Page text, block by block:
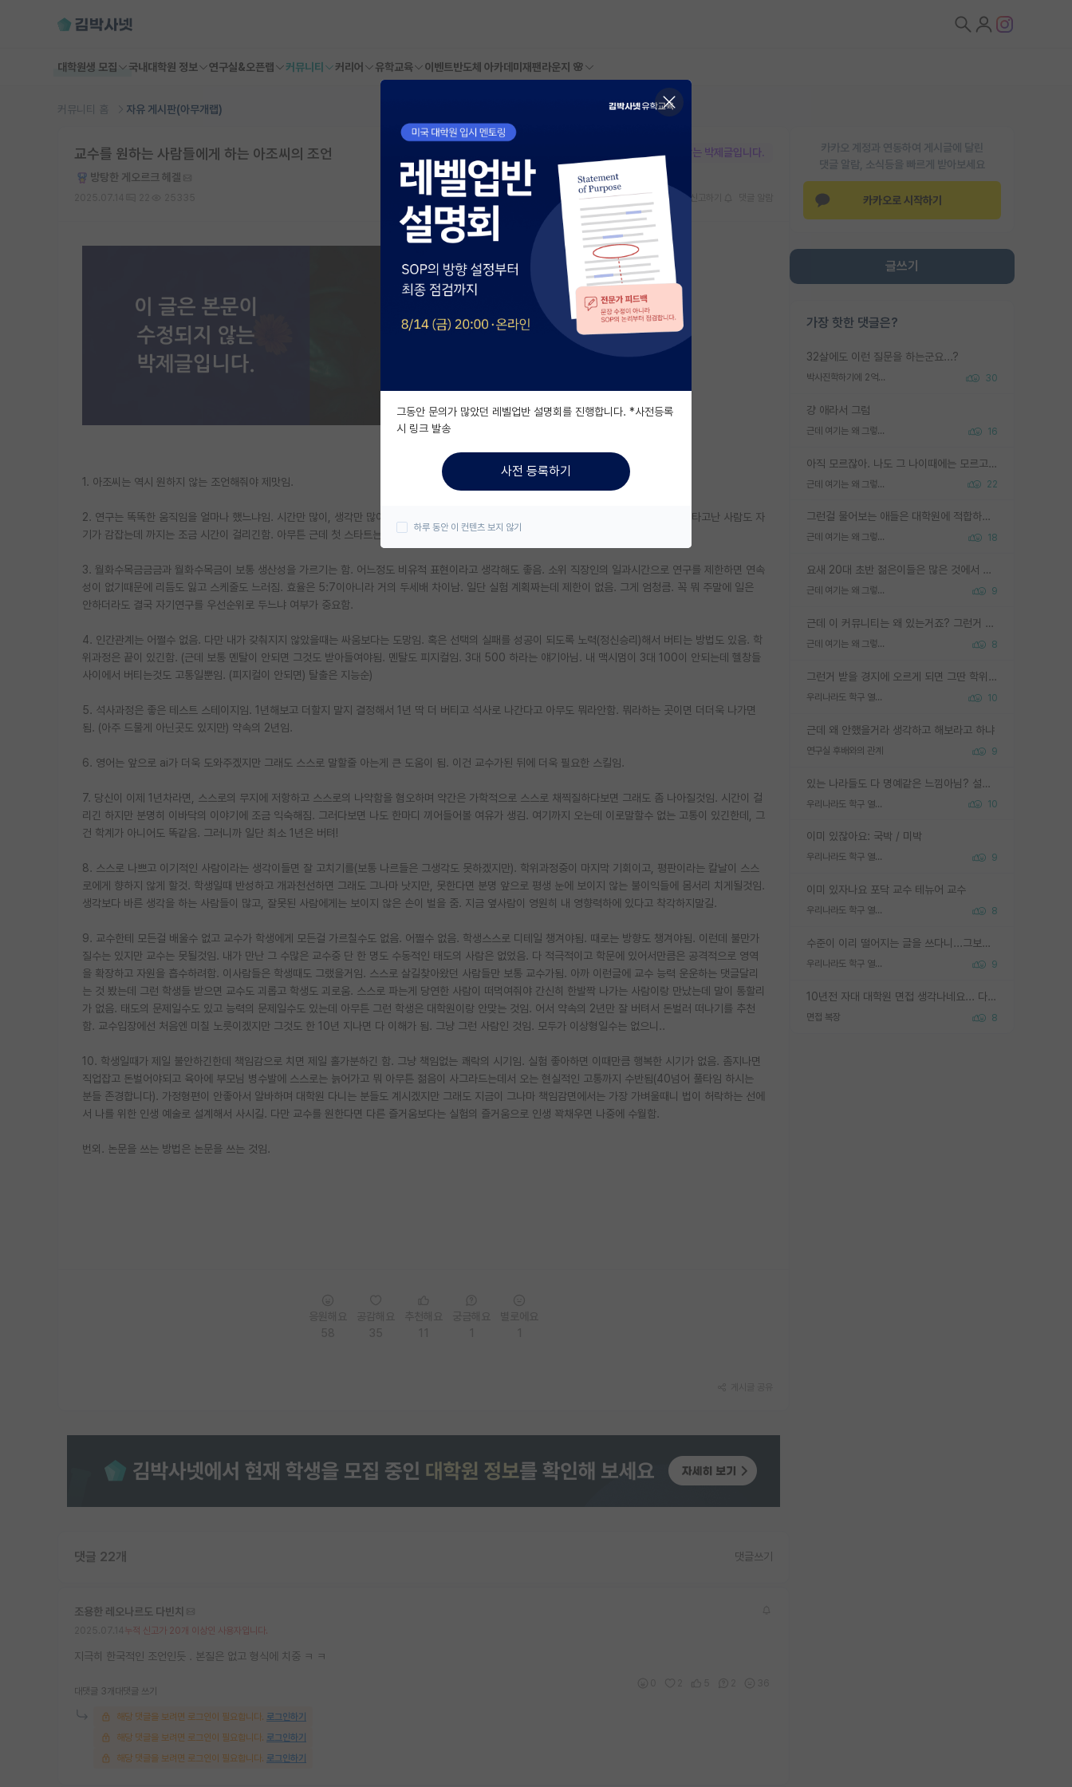
대학원생 모집 국내대학원 정보 연구실&오픈랩 커뮤니티 커리어 유학교육 이벤트반도체 아카데미 재팬라운지 🌸
커뮤니티 홈 자유 게시판(아무개랩)
카카오 계정과 연동하여 게시글에 달린
댓글 알람, 소식등을 빠르게 받아보세요
카카오로 시작하기
글쓰기
가장 핫한 댓글은?
32살에도 이런 질문을 하는군요...?
박사진학하기에 2억은 괜찮은 (?) 정도의 경제력인가요 30
걍 애라서 그럼
근데 여기는 왜 그렇게 SPK를 물어보는거임? 16
아직 모르잖아. 나도 그 나이때에는 모르고 평가 받고 안심하고 싶었어.
근데 여기는 왜 그렇게 SPK를 물어보는거임? 22
그런걸 물어보는 애들은 대학원에 적합하지 않다
근데 여기는 왜 그렇게 SPK를 물어보는거임? 18
요새 20대 초반 젊은이들은 많은 것에서 가성비를 따지더라고요. 내가 이 정도 인풋을 넣었을 때 그만큼 아웃풋이 나올 것인가? 사실 아웃풋이 인풋 대비 리니어하게 나오지 않는 영역을 시도하기 싫어한다는 느낌입니다.
근데 여기는 왜 그렇게 SPK를 물어보는거임? 9
근데 이 커뮤니티는 왜 있는거죠? 그런거 쉽게 물어볼수있어서 있는거 아닌가요? 그렇게 보기 싫으면 커뮤니티도 하지마시지 그러면
근데 여기는 왜 그렇게 SPK를 물어보는거임? 8
그런거 받을 경지에 오르게 되면 그딴 학위명이 필요없음
우리나라도 학구 열풍보면 Higher Doctorate 학위가 필요하다고 봅니다. 10
근데 왜 안했을거라 생각하고 해보라고 하냐
연구실 후배와의 관계 9
있는 나라들도 다 명예같은 느낌아님? 설마 박사끼리 등급나눠서 학위수여하자 같은 헛소리는 아니지? ㅋㅋ
우리나라도 학구 열풍보면 Higher Doctorate 학위가 필요하다고 봅니다. 10
이미 있잖아요: 국박 / 미박
우리나라도 학구 열풍보면 Higher Doctorate 학위가 필요하다고 봅니다. 9
이미 있자나요 포닥 교수 테뉴어 교수
우리나라도 학구 열풍보면 Higher Doctorate 학위가 필요하다고 봅니다. 8
수준이 이리 떨어지는 글을 쓰다니...그보다 이런 헛소리에 정성들여 답변해주시는 분들에게 존경심 1 드림
우리나라도 학구 열풍보면 Higher Doctorate 학위가 필요하다고 봅니다. 9
10년전 자대 대학원 면접 생각나네요... 다들 양복에 넥타이까지 하고 갔더니, 국회의원 출마하냐고 놀리셨던. (면접질문내용: 증명사진에선 두상이 계란형인데, 실제론 그렇지 않다. 증명사진이 뭘 증명하고 있는거냐)ㅋㅋㅋㅋ
면접 복장 8
본문이 수정되지 않는 박제글입니다.
교수를 원하는 사람들에게 하는 아조씨의 조언
방탕한 게오르크 헤겔
스크랩 신고하기
1. 아조씨는 역시 원하지 않는 조언해줘야 제맛임.
2. 연구는 똑똑한 움직임을 얼마나 했느냐임. 시간만 많이, 생각만 많이, 이런식이면 보통 의미없음. 이 센스는 근데 좀 타고나는 거 같음. 물론 타고난 사람도 자
기가 감잡는데 까지는 조금 시간이 걸리긴함. 아무튼 근데 첫 스타트는 생각보다는 움직임으로 하는게 나음.
3. 월화수목금금금과 월화수목금이 보통 생산성을 가르기는 함. 어느정도 비유적 표현이라고 생각해도 좋음. 소위 직장인의 일과시간으로 연구를 제한하면 연속
성이 없기때문에 리듬도 잃고 스케줄도 느러짐. 효율은 5:7이아니라 거의 두세배 차이남. 일단 실험 계획짜는데 제한이 없음. 그게 엄청큼. 꼭 뭐 주말에 일은
안하더라도 결국 자기연구를 우선순위로 두느냐 여부가 중요함.
4. 인간관계는 어쩔수 없음. 다만 내가 갖춰지지 않았을때는 싸움보다는 도망임. 혹은 선택의 실패를 성공이 되도록 노력(정신승리)해서 버티는 방법도 있음. 학
위과정은 끝이 있긴함. (근데 보통 멘탈이 안되면 그것도 받아들여야됨. 멘탈도 피지컬임. 3대 500 하라는 얘기아님. 내 맥시멈이 3대 100이 안되는데 헬창들
사이에서 버티는것도 고통일뿐임. (피지컬이 안되면) 탈출은 지능순)
5. 석사과정은 좋은 테스트 스테이지임. 1년해보고 더할지 말지 결정해서 1년 딱 더 버티고 석사로 나간다고 아무도 뭐라안함. 뭐라하는 곳이면 더더욱 나가면
됨. (아주 드물게 아닌곳도 있지만) 약속의 2년임.
6. 영어는 앞으로 ai가 더욱 도와주겠지만 그래도 스스로 말할줄 아는게 큰 도움이 됨. 이건 교수가된 뒤에 더욱 필요한 스킬임.
7. 당신이 이제 1년차라면, 스스로의 무지에 저항하고 스스로의 나약함을 혐오하며 약간은 가학적으로 스스로 채찍질하다보면 그래도 좀 나아질것임. 시간이 걸
리긴 하지만 분명히 이바닥의 이야기에 조금 익숙해짐. 그러다보면 나도 한마디 끼어들어볼 여유가 생김. 여기까지 오는데 이로말할수 없는 고통이 있긴한데, 그
건 학계가 아니어도 똑같음. 그러니까 일단 최소 1년은 버텨!
8. 스스로 나쁘고 이기적인 사람이라는 생각이들면 잘 고치기를(보통 나르들은 그생각도 못하겠지만). 학위과정중이 마지막 기회이고, 평판이라는 칼날이 스스
로에게 향하지 않게 할것. 학생일때 반성하고 개과천선하면 그래도 그나마 낫지만, 못한다면 분명 앞으로 평생 눈에 보이지 않는 불이익들에 몸서리 치게될것임.
생각보다 바른 생각을 하는 사람들이 많고, 잘못된 사람에게는 보이지 않은 손이 벌을 줌. 지금 옆사람이 영원히 내 영향력하에 있다고 착각하지말길.
9. 교수한테 모든걸 배울수 없고 교수가 학생에게 모든걸 가르칠수도 없음. 어쩔수 없음. 학생스스로 디테일 챙겨야됨. 때로는 방향도 챙겨야됨. 이런데 불만가
질수는 있지만 교수는 못될것임. 내가 만난 그 수많은 교수중 단 한 명도 수동적인 태도의 사람은 없었음. 다 적극적이고 학문에 있어서만큼은 공격적으로 영역
을 확장하고 자원을 흡수하려함. 이사람들은 학생때도 그랬을거임. 스스로 살길찾아왔던 사람들만 보통 교수가됨. 아까 이런글에 교수 능력 운운하는 댓글달리
는 것 봤는데 그런 학생들 받으면 교수도 괴롭고 학생도 괴로움. 스스로 파는게 당연한 사람이 떠먹여줘야 간신히 한발짝 나가는 사람이랑 만났는데 말이 통할리
가 없음. 태도의 문제일수도 있고 능력의 문제일수도 있는데 아무튼 그런 학생은 대학원이랑 안맞는 것임. 어서 약속의 2년만 잘 버텨서 돈벌러 떠나기를 추천
함. 교수입장에선 처음엔 미칠 노릇이겠지만 그것도 한 10년 지나면 다 이해가 됨. 그냥 그런 사람인 것임. 모두가 이상형일수는 없으니..
10. 학생일때가 제일 불안하긴한데 책임감으로 치면 제일 홀가분하긴 함. 그냥 책임없는 쾌락의 시기임. 실험 좋아하면 이때만큼 행복한 시기가 없음. 좀지나면
직업잡고 돈벌어야되고 육아에 부모님 병수발에 스스로는 늙어가고 뭐 아무튼 젊음이 사그라드는데서 오는 현실적인 고통까지 수반됨(40넘어 풀타임 하시는
분들 존경합니다). 가정형편이 안좋아서 알바하며 대학원 다니는 분들도 계시겠지만 그래도 지금이 그나마 책임감면에서는 가장 가벼울때니 법이 허락하는 선에
서 나를 위한 인생 예술로 설계해서 사시길. 다만 교수를 원한다면 다른 즐거움보다는 실험의 즐거움으로 인생 꽉채우면 나중에 수월함.
번외. 논문을 쓰는 방법은 논문을 쓰는 것임.
댓글 22개 댓글쓰기
조용한 레오나르도 다빈치
누적 신고가 20개 이상인 사용자입니다.
지극히 한국적인 조언인듯 . 본질은 없고 형식에 치중 ㅋ ㅋ
대댓글 3개 대댓글 쓰기
해당 댓글을 보려면 로그인이 필요합니다. 로그인하기
해당 댓글을 보려면 로그인이 필요합니다. 로그인하기
해당 댓글을 보려면 로그인이 필요합니다. 로그인하기
그동안 문의가 많았던 레벨업반 설명회를 진행합니다. *사전등록
시 링크 발송
사전 등록하기
하루 동안 이 컨텐츠 보지 않기